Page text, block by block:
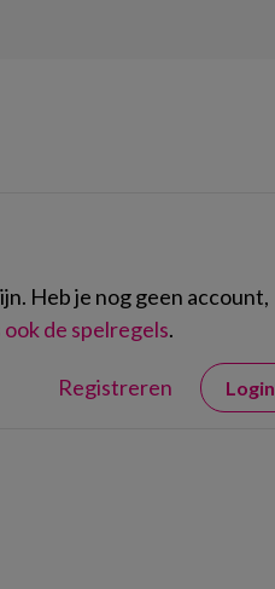
Heb je nog geen account,
ook de spelregels.
Registreren Login